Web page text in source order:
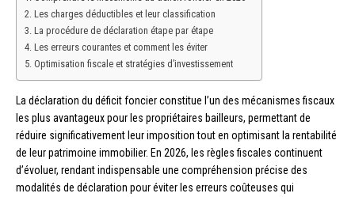
Les charges déductibles et leur classification
La procédure de déclaration étape par étape
Les erreurs courantes et comment les éviter
Optimisation fiscale et stratégies d’investissement
La déclaration du déficit foncier constitue l’un des mécanismes fiscaux
les plus avantageux pour les propriétaires bailleurs, permettant de
réduire significativement leur imposition tout en optimisant la rentabilité
de leur patrimoine immobilier. En 2026, les règles fiscales continuent
d’évoluer, rendant indispensable une compréhension précise des
modalités de déclaration pour éviter les erreurs coûteuses qui